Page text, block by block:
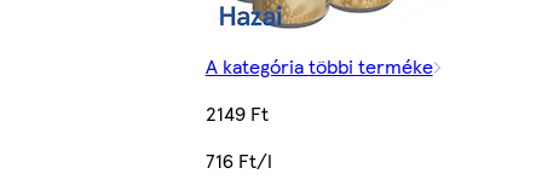
A kategória többi terméke
2149 Ft
716 Ft/l